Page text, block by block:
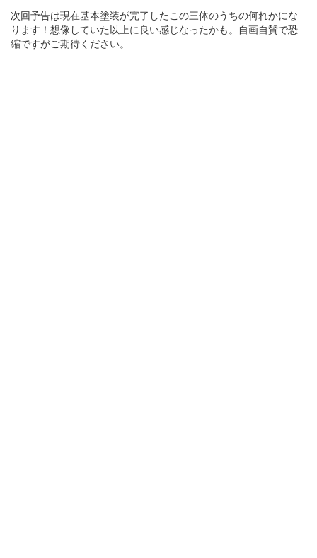
次回予告は現在基本塗装が完了したこの三体のうちの何れかにな
ります！想像していた以上に良い感じなったかも。自画自賛で恐
縮ですがご期待ください。